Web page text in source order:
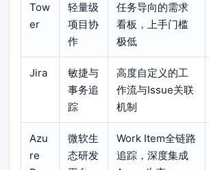
Tow
er
轻量级
项目协
作
任务导向的需求
看板，上手门槛
极低
Jira
敏捷与
事务追
踪
高度自定义的工
作流与Issue关联
机制
Azu
re
微软生
态研发
Work Item全链路
追踪，深度集成